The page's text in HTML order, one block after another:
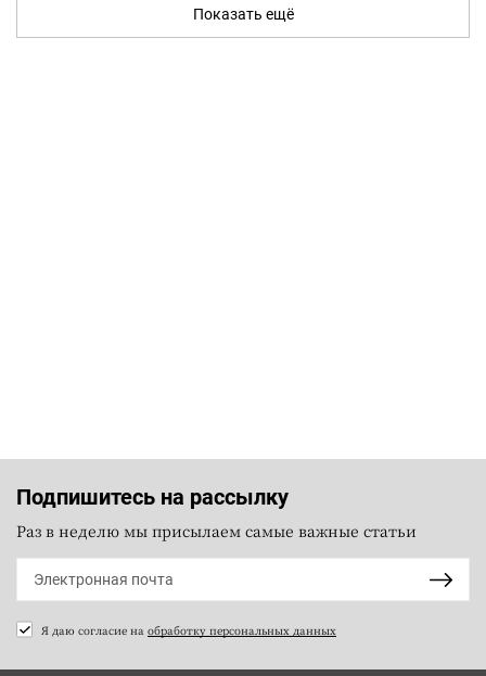
Показать ещё
Подпишитесь на рассылку
Раз в неделю мы присылаем самые важные статьи
Я даю согласие на обработку персональных данных